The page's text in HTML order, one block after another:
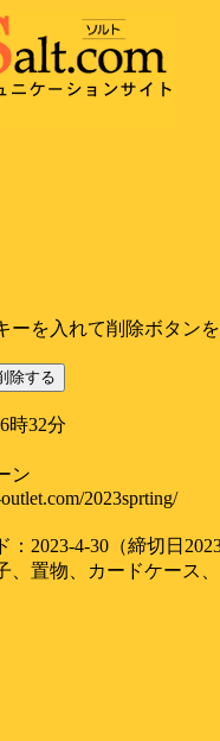
ーを入れて削除ボタン
除する
時32分
ン
2023sprting/
：2023-4-30（締切日
、置物、カードケース